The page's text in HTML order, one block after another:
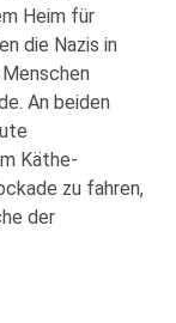
Heim für
die Nazis in
An beiden
Käthe-
zu fahren,
der